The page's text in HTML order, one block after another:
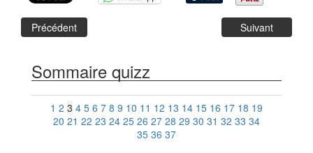
Précédent Suivant
Sommaire quizz
1 2 3 4 5 6 7 8 9 10 11 12 13 14 15 16 17 18 19
20 21 22 23 24 25 26 27 28 29 30 31 32 33 34
35 36 37